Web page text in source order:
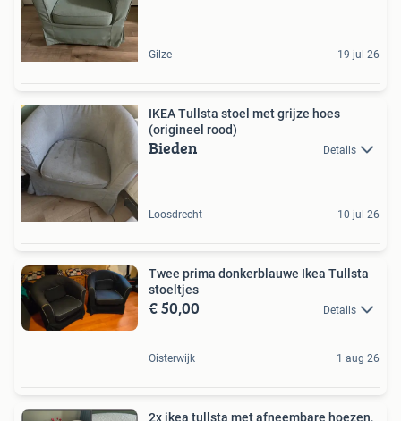
Gilze 19 jul 26
IKEA Tullsta stoel met grijze hoes
(origineel rood)
Bieden Details
Loosdrecht 10 jul 26
Twee prima donkerblauwe Ikea Tullsta
stoeltjes
€ 50,00 Details
Oisterwijk 1 aug 26
2x ikea tullsta met afneembare hoezen,